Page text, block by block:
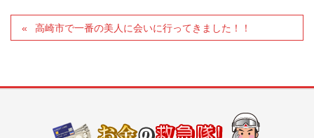
高崎市で一番の美人に会いに行ってきました！！